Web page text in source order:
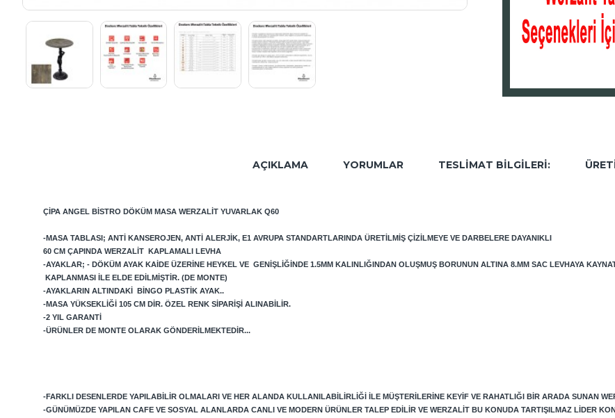
AÇIKLAMA YORUMLAR TESLIMAT BILGILERI:
ÇIPA ANGEL BISTRO DÖKÜM MASA WERZALIT YUVARLAK Q60
-MASA TABLASI; ANTI KANSEROJEN, ANTI ALERJIK, E1 AVRUPA STANDARTLARINDA ÜRETILMIŞ ÇIZILMEYE VE DARBELERE DAYANIKLI
60 CM ÇAPINDA WERZALIT KAPLAMALI LEVHA
-AYAKLAR; - DÖKÜM AYAK KAIDE ÜZERINE HEYKEL VE GENIŞLIĞINDE 1.5MM KALINLIĞINDAN OLUŞMUŞ BORUNUN ALTINA 8.MM SAC LEVHAYA
KAPLANMASI ILE ELDE EDILMIŞTIR. (DE MONTE)
-AYAKLARIN ALTINDAKI BINGO PLASTIK AYAK..
-MASA YÜKSEKLIĞI 105 CM DIR. ÖZEL RENK SIPARIŞI ALINABILIR.
-2 YIL GARANTI
-ÜRÜNLER DE MONTE OLARAK GÖNDERILMEKTEDIR...
-FARKLI DESENLERDE YAPILABILIR OLMALARI VE HER ALANDA KULLANILABILIRLIĞI ILE MÜŞTERILERINE KEYIF VE RAHATLIĞI BIR ARADA SUNAN
-GÜNÜMÜZDE YAPILAN CAFE VE SOSYAL ALANLARDA CANLI VE MODERN ÜRÜNLER TALEP EDILIR VE WERZALIT BU KONUDA TARTIŞILMAZ LIDER